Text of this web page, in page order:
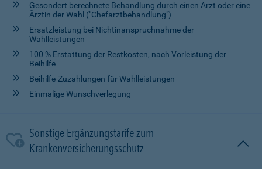
Gesondert berechnete Behandlung durch einen Arzt oder eine
Ärztin der Wahl ("Chefarztbehandlung")
Ersatzleistung bei Nichtinanspruchnahme der
Wahlleistungen
100 % Erstattung der Restkosten, nach Vorleistung der
Beihilfe
Beihilfe-Zuzahlungen für Wahlleistungen
Einmalige Wunschverlegung
Sonstige Ergänzungstarife zum
Krankenversicherungsschutz